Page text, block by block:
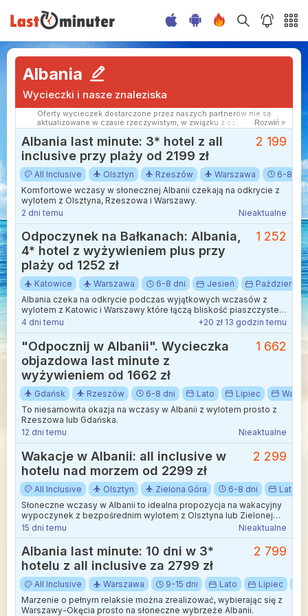
Albania
Wycieczki i nasze znaleziska
Oferty wycieczek dostarczone przez naszych partnerów nie są
aktualizowane w czasie rzeczywistym, w związku z czym ceny i
dostępność ofert mogą się nieznacznie różnić od aktualnych.
Dokładamy wszelkich starań aby rozbieżności były jak najmniejsze.
Rozwiń »
Albania last minute: 3* hotel z all
inclusive przy plaży od 2199 zł
2 199
All Inclusive Olsztyn Rzeszów Warszawa
6-8 dni
Komfortowe wczasy w słonecznej Albanii czekają na odkrycie z
wylotem z Olsztyna, Rzeszowa i Warszawy.
2 dni temu
Nieaktualne
Odpoczynek na Bałkanach: Albania,
4* hotel z wyżywieniem plus przy
plaży od 1252 zł
1 252
Katowice Warszawa 6-8 dni Jesień
Październik
Albania czeka na odkrycie podczas wyjątkowych wczasów z
wylotem z Katowic i Warszawy które łączą bliskość piaszczystej
plaży z kameralną atmosferą.
4 dni temu +20 zł 13 godzin temu
"Odpocznij w Albanii". Wycieczka
objazdowa last minute z
wyżywieniem od 1662 zł
1 662
Gdańsk Rzeszów 6-8 dni Lato Lipiec
To niesamowita okazja na wczasy w Albanii z wylotem prosto z
Rzeszowa lub Gdańska.
12 dni temu
Nieaktualne
Wakacje w Albanii: all inclusive w
hotelu nad morzem od 2299 zł
2 299
All Inclusive Olsztyn Zielona Góra 6-8 dni
Lato
Słoneczne wczasy w Albanii to idealna propozycja na wakacyjny
wypoczynek z bezpośrednim wylotem z Olsztyna lub Zielonej
Góry.
15 dni temu Nieaktualne
Albania last minute: 10 dni w 3*
hotelu z all inclusive za 2799 zł
2 799
All Inclusive Warszawa 9-15 dni Lato Lipiec
Marzenie o pełnym relaksie można zrealizować, wybierając się z
Warszawy-Okęcia prosto na słoneczne wybrzeże Albanii.